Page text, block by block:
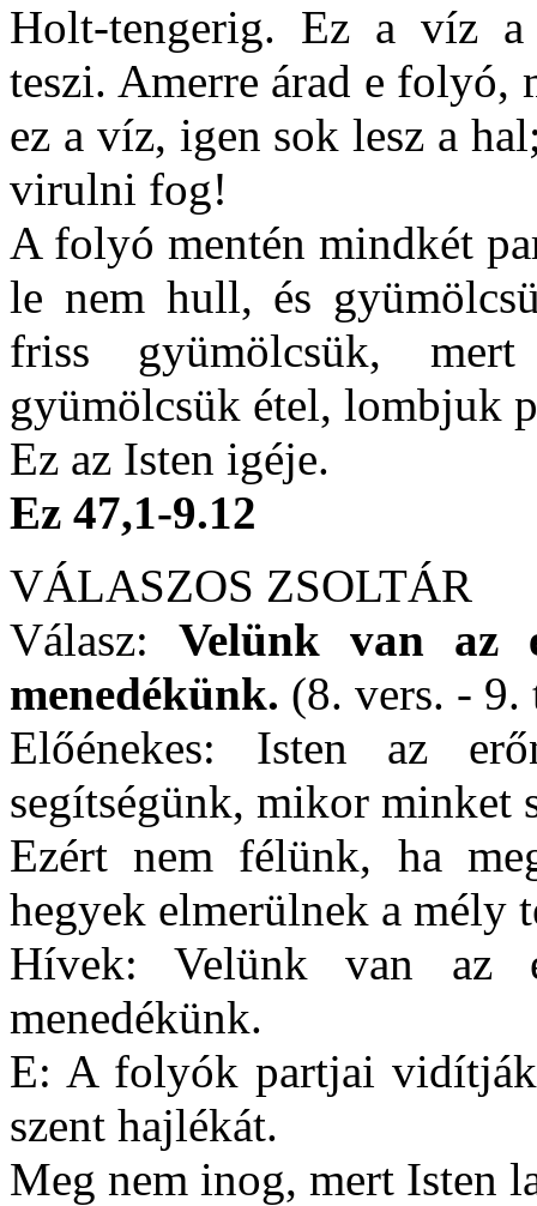
Holt-tengerig. Ez a víz a
teszi. Amerre árad e
ez a víz, igen sok lesz a
virulni fog!
A folyó mentén mindkét
le nem hull, és
friss gyümölcsük,
gyümölcsük étel, lombjuk
Ez az Isten igéje.
Ez 47,1-9.12
VÁLASZOS ZSOLTÁR
Válasz: Velünk van az
menedékünk. (8. vers. - 9.
Előénekes: Isten az
segítségünk, mikor minket
Ezért nem félünk, ha
hegyek elmerülnek a mély
Hívek: Velünk van az
menedékünk.
E: A folyók partjai
szent hajlékát.
Meg nem inog, mert Isten